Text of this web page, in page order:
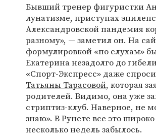
Бывший тренер фигуристки
лунатизме, приступах
Александровской пандемия
разному», — заметил он. На
формулировкой «по слухам»
Екатерина незадолго до
«Спорт-Экспресс» даже
Татьяны Тарасовой, которая
родителей. Видимо, она уже
стриптиз-клуб. Наверное, не
знаю». В Рунете все это
несколько недель забылось.